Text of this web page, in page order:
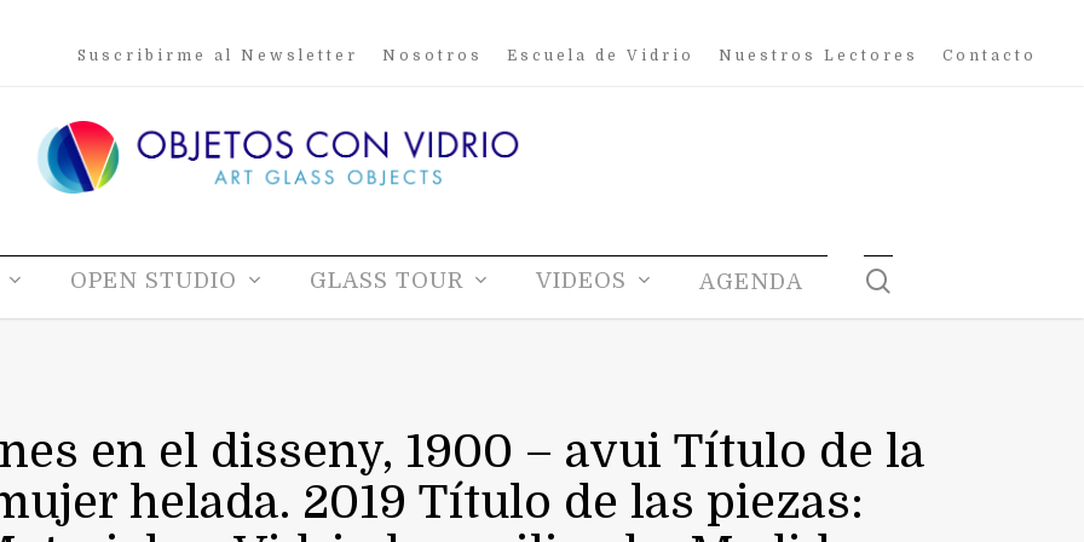
Suscribirme al Newsletter Nosotros Escuela de Vidrio Nuestros Lectores Contacto
OPEN STUDIO GLASS TOUR VIDEOS AGENDA
en el disseny, 1900 – avui Título de la
helada. 2019 Título de las piezas: